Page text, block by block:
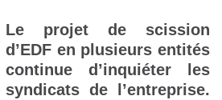
Le projet de scission
d’EDF en plusieurs entités
continue d’inquiéter les
syndicats de l’entreprise.